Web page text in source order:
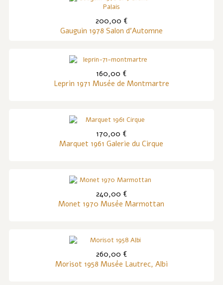
200,00 €
Gauguin 1978 Salon d'Automne
160,00 €
Leprin 1971 Musée de Montmartre
170,00 €
Marquet 1961 Galerie du Cirque
240,00 €
Monet 1970 Musée Marmottan
260,00 €
Morisot 1958 Musée Lautrec, Albi